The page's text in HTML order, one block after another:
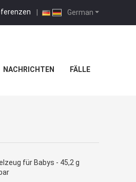
German
|
NACHRICHTEN FÄLLE
für Babys - 45,2 g